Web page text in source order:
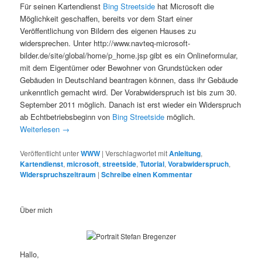
Für seinen Kartendienst Bing Streetside hat Microsoft die
Möglichkeit geschaffen, bereits vor dem Start einer
Veröffentlichung von Bildern des eigenen Hauses zu
widersprechen. Unter http://www.navteq-microsoft-
bilder.de/site/global/home/p_home.jsp gibt es ein Onlineformular,
mit dem Eigentümer oder Bewohner von Grundstücken oder
Gebäuden in Deutschland beantragen können, dass ihr Gebäude
unkenntlich gemacht wird. Der Vorabwiderspruch ist bis zum 30.
September 2011 möglich. Danach ist erst wieder ein Widerspruch
ab Echtbetriebsbeginn von Bing Streetside möglich.
Weiterlesen →
Veröffentlicht unterWWW |Verschlagwortet mitAnleitung,
Kartendienst,microsoft,streetside,Tutorial,Vorabwiderspruch,
Widerspruchszeitraum |Schreibe einen Kommentar
Über mich
Hallo,